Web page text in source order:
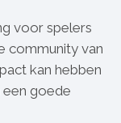
voor spelers
community van
kan hebben
goede